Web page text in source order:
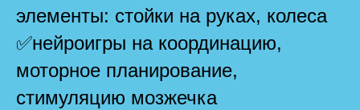
элементы: стойки на руках, колеса
✅нейроигры на координацию,
моторное планирование,
стимуляцию мозжечка